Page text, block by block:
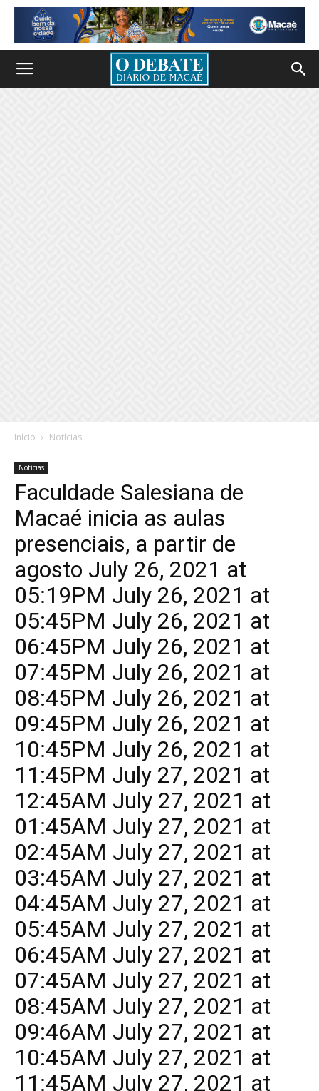
Início Notícias
Notícias
Faculdade Salesiana de
Macaé inicia as aulas
presenciais, a partir de
agosto July 26, 2021 at
05:19PM July 26, 2021 at
05:45PM July 26, 2021 at
06:45PM July 26, 2021 at
07:45PM July 26, 2021 at
08:45PM July 26, 2021 at
09:45PM July 26, 2021 at
10:45PM July 26, 2021 at
11:45PM July 27, 2021 at
12:45AM July 27, 2021 at
01:45AM July 27, 2021 at
02:45AM July 27, 2021 at
03:45AM July 27, 2021 at
04:45AM July 27, 2021 at
05:45AM July 27, 2021 at
06:45AM July 27, 2021 at
07:45AM July 27, 2021 at
08:45AM July 27, 2021 at
09:46AM July 27, 2021 at
10:45AM July 27, 2021 at
11:45AM July 27, 2021 at